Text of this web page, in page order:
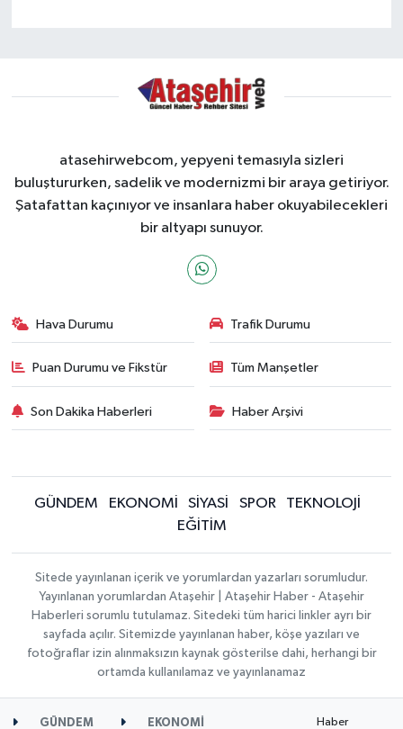
atasehirwebcom, yepyeni temasıyla sizleri
buluştururken, sadelik ve modernizmi bir araya getiriyor.
Şatafattan kaçınıyor ve insanlara haber okuyabilecekleri
bir altyapı sunuyor.
Hava Durumu Trafik Durumu
Puan Durumu ve Fikstür Tüm Manşetler
Son Dakika Haberleri Haber Arşivi
GÜNDEM EKONOMİ SİYASİ SPOR
TEKNOLOJİ
EĞİTİM
Sitede yayınlanan içerik ve yorumlardan yazarları sorumludur.
Yayınlanan yorumlardan Ataşehir | Ataşehir Haber - Ataşehir
Haberleri sorumlu tutulamaz. Sitedeki tüm harici linkler ayrı bir
sayfada açılır. Sitemizde yayınlanan haber, köşe yazıları ve
fotoğraflar izin alınmaksızın kaynak gösterilse dahi, herhangi bir
ortamda kullanılamaz ve yayınlanamaz
GÜNDEM EKONOMİ Haber